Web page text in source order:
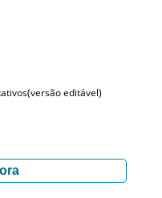
(versão editável)